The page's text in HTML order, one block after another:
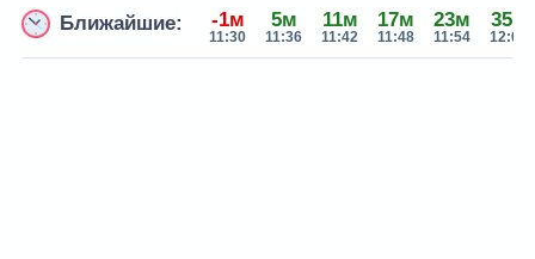
Ближайшие: -1м
11:30
5м
11:36
11м
11:42
17м
11:48
23м
11:54
35м
12:06